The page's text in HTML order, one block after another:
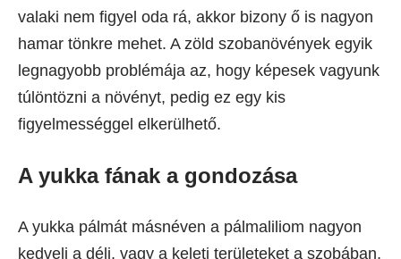
valaki nem figyel oda rá, akkor bizony ő is nagyon
hamar tönkre mehet. A zöld szobanövények egyik
legnagyobb problémája az, hogy képesek vagyunk
túlöntözni a növényt, pedig ez egy kis
figyelmességgel elkerülhető.
A yukka fának a gondozása
A yukka pálmát másnéven a pálmaliliom nagyon
kedveli a déli, vagy a keleti területeket a szobában,